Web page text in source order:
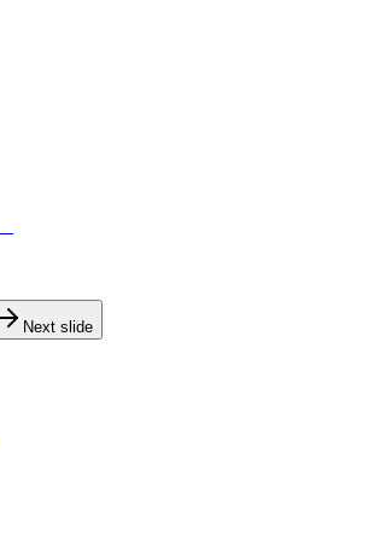
Next slide